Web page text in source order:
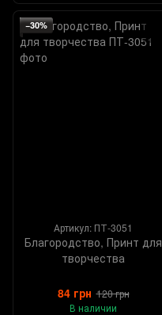
−30%
Артикул: ПТ-3051
Благородство, Принт для
творчества
84 грн 120 грн
В наличии